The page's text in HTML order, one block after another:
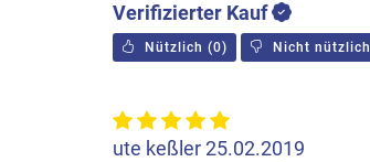
Verifizierter Kauf
Nützlich (0) Nicht nützlich
ute keßler25.02.2019